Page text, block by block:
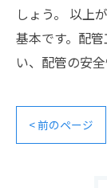
しょう。 以上
基本です。配
い、配管の安
< 前のページ